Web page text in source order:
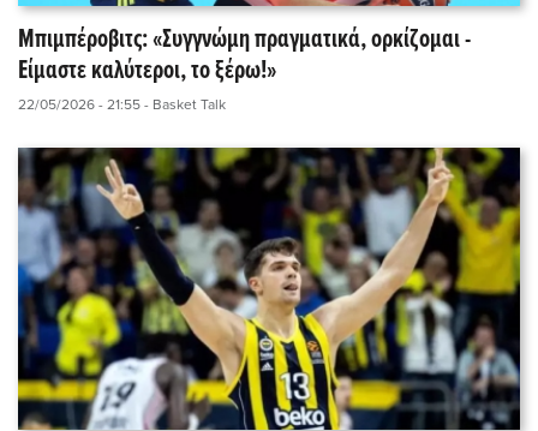
Μπιμπέροβιτς: «Συγγνώμη πραγματικά, ορκίζομαι -
Είμαστε καλύτεροι, το ξέρω!»
22/05/2026 - 21:55 - Basket Talk